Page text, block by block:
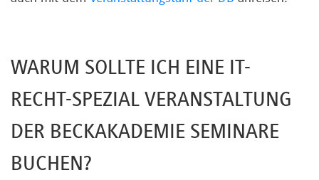
WARUM SOLLTE ICH EINE IT-
RECHT-SPEZIAL VERANSTALTUNG
DER BECKAKADEMIE SEMINARE
BUCHEN?